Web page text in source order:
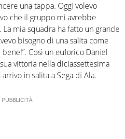
una tappa. Oggi volevo
che il gruppo mi avrebbe
La mia squadra ha fatto un grande
bisogno di una salita come
Così un euforico Daniel
vittoria nella diciassettesima
in salita a Sega di Ala.